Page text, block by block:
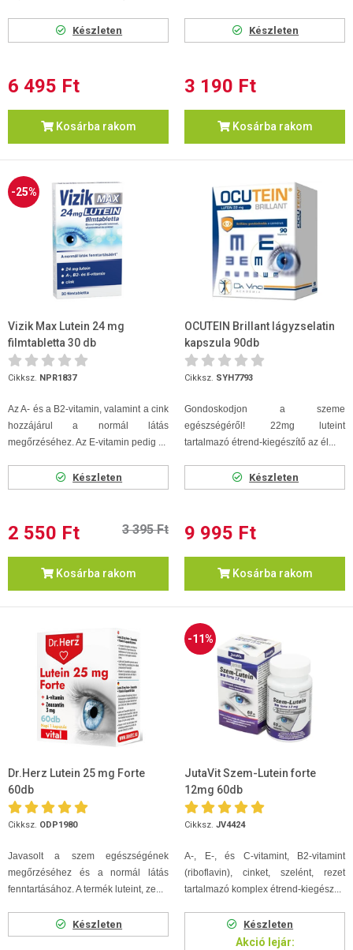
Készleten
6 495 Ft
Kosárba rakom
Készleten
3 190 Ft
Kosárba rakom
-25%
Vizik Max Lutein 24 mg
filmtabletta 30 db
Cikksz. NPR1837
Az A- és a B2-vitamin, valamint a cink
hozzájárul a normál látás
megőrzéséhez. Az E-vitamin pedig ...
Készleten
2 550 Ft 3 395 Ft
Kosárba rakom
OCUTEIN Brillant lágyzselatin
kapszula 90db
Cikksz. SYH7793
Gondoskodjon a szeme
egészségéről! 22mg luteint
tartalmazó étrend-kiegészítő az él...
Készleten
9 995 Ft
Kosárba rakom
Dr.Herz Lutein 25 mg Forte
60db
Cikksz. ODP1980
Javasolt a szem egészségének
megőrzéséhez és a normál látás
fenntartásához. A termék luteint, ze...
Készleten
-11%
JutaVit Szem-Lutein forte
12mg 60db
Cikksz. JV4424
A-, E-, és C-vitamint, B2-vitamint
(riboflavin), cinket, szelént, rezet
tartalmazó komplex étrend-kiegész...
Készleten
Akció lejár: